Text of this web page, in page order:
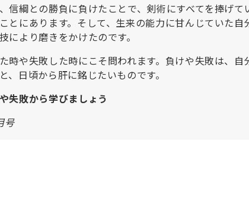
信綱との勝負に負けたことで、剣術にすべてを捧げて
とにあります。そして、生来の能力に甘んじていた自
により磨きをかけたのです。
時や失敗した時にこそ問われます。負けや失敗は、自
、日頃から肝に銘じたいものです。
失敗から学びましょう
号